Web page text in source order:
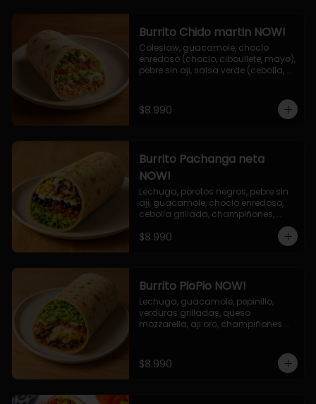
Burrito Chido martin NOW!
Coleslaw, guacamole, choclo
enredoso (choclo, ciboullete, mayo),
pebre sin aji, salsa verde (cebolla,
$8.990
Burrito Pachanga neta
NOW!
Lechuga, porotos negros, pebre sin
aji, guacamole, choclo enredoso,
cebolla grillada, champiñones,
$8.990
Burrito PioPio NOW!
Lechuga, guacamole, pepinillo,
verduras grilladas, queso
mozzarella, aji oro, champiñones
$8.990